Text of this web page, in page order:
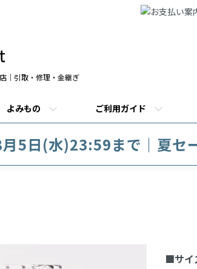
｜引取・修理・金継ぎ
よみもの ご利用ガイド
5日(水)23:59まで｜夏セ
商品
■サイ